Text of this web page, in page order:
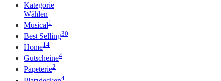
Kategorie
Wählen
Musical1
Best Selling30
Home14
Gutscheine4
Papeterie2
4